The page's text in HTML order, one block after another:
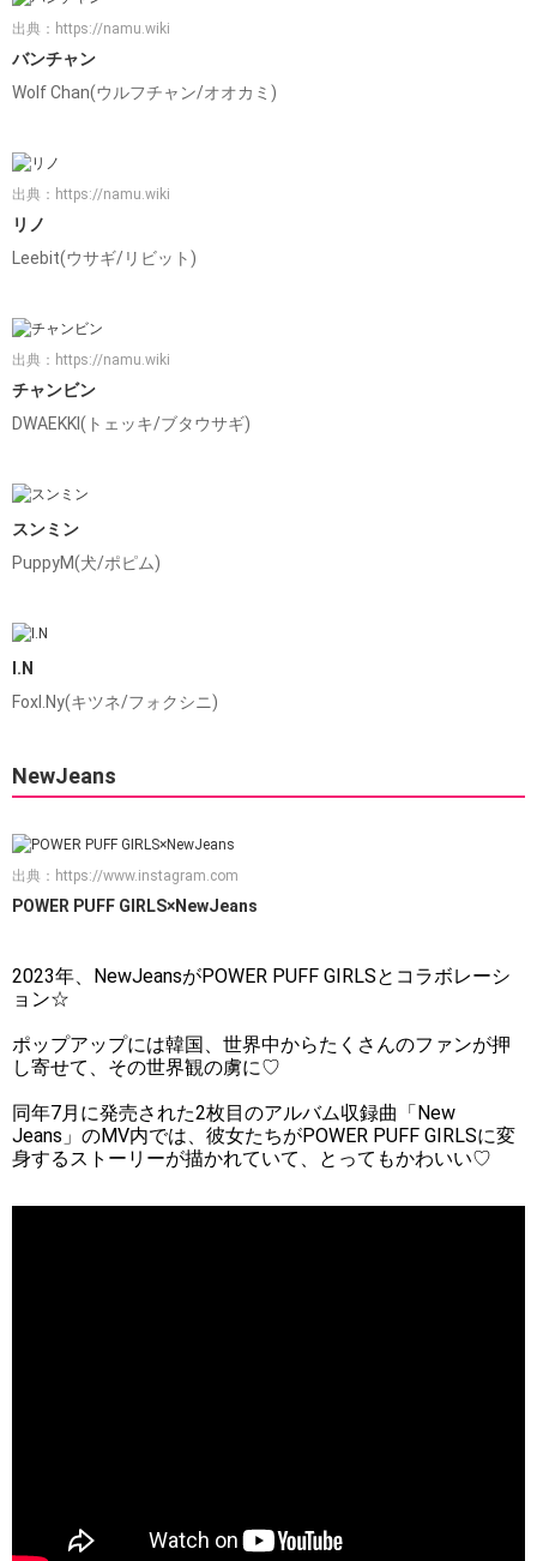
出典： https://namu.wiki
バンチャン
Wolf Chan(ウルフチャン/オオカミ)
出典： https://namu.wiki
リノ
Leebit(ウサギ/リビット)
出典： https://namu.wiki
チャンビン
DWAEKKI(トェッキ/ブタウサギ)
スンミン
PuppyM(犬/ポピム)
I.N
FoxI.Ny(キツネ/フォクシニ)
NewJeans
出典： https://www.instagram.com
POWER PUFF GIRLS×NewJeans
2023年、NewJeansがPOWER PUFF GIRLSとコラボレーシ
ョン☆
ポップアップには韓国、世界中からたくさんのファンが押
し寄せて、その世界観の虜に♡
同年7月に発売された2枚目のアルバム収録曲「New
Jeans」のMV内では、彼女たちがPOWER PUFF GIRLSに変
身するストーリーが描かれていて、とってもかわいい♡